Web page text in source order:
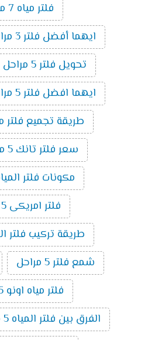
فلتر مياه 7 مراحل
ايهما أفضل فلتر 3 مراحل أم 5 مراحل
تحويل فلتر 5 مراحل الى 7 مراحل
ايهما افضل فلتر 5 مراحل ام 7 مراحل
طريقة تجميع فلتر مياه 5
سعر فلتر تانك 5 مراحل 2019
مكونات فلتر المياه 5
فلتر امريكى 5 مراحل
طريقة تركيب فلتر الماء
شمع فلتر 5 مراحل
فلتر مياه اونو 5 مراحل
الفرق بين فلتر المياه 5 مراحل و7 مراحل